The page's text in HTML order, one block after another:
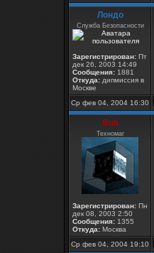
Лондо
Служба Безопасности
Зарегистрирован: Пт
дек 26, 2003 14:49
Сообщения: 1881
Откуда: дипмиссия в
Москве
Ср фев 04, 2004 16:30
Buh
Техномаг
Зарегистрирован: Пн
дек 08, 2003 2:50
Сообщения: 1355
Откуда: Москва
Ср фев 04, 2004 19:10